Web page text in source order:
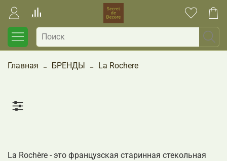
Главная БРЕНДЫ La Rochere
La Rochère - это французская старинная стекольная